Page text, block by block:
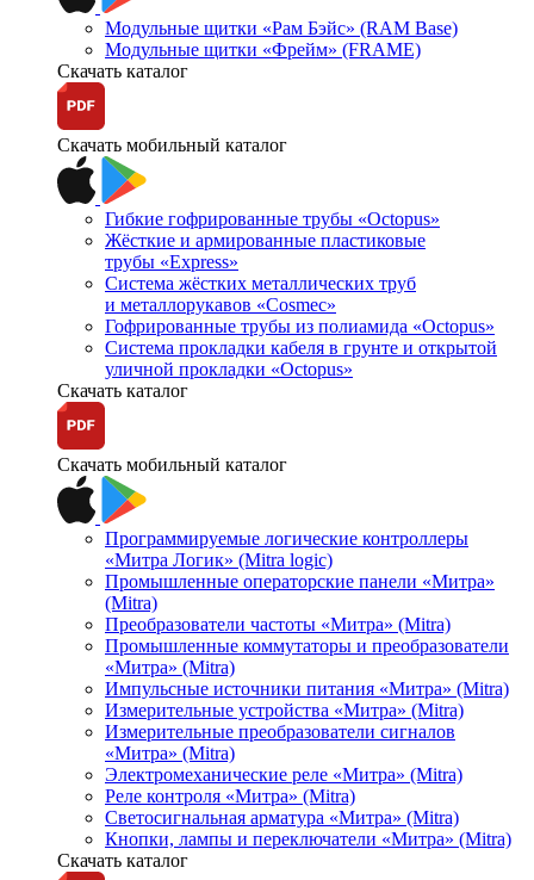
Модульные щитки «Рам Бэйс» (RAM Base)
Модульные щитки «Фрейм» (FRAME)
Скачать каталог
Скачать мобильный каталог
Гибкие гофрированные трубы «Octopus»
Жёсткие и армированные пластиковые
трубы «Express»
Система жёстких металлических труб
и металлорукавов «Cosmec»
Гофрированные трубы из полиамида «Octopus»
Система прокладки кабеля в грунте и открытой
уличной прокладки «Octopus»
Скачать каталог
Скачать мобильный каталог
Программируемые логические контроллеры
«Митра Логик» (Mitra logic)
Промышленные операторские панели «Митра»
(Mitra)
Преобразователи частоты «Митра» (Mitra)
Промышленные коммутаторы и преобразователи
«Митра» (Mitra)
Импульсные источники питания «Митра» (Mitra)
Измерительные устройства «Митра» (Mitra)
Измерительные преобразователи сигналов
«Митра» (Mitra)
Электромеханические реле «Митра» (Mitra)
Реле контроля «Митра» (Mitra)
Светосигнальная арматура «Митра» (Mitra)
Кнопки, лампы и переключатели «Митра» (Mitra)
Скачать каталог